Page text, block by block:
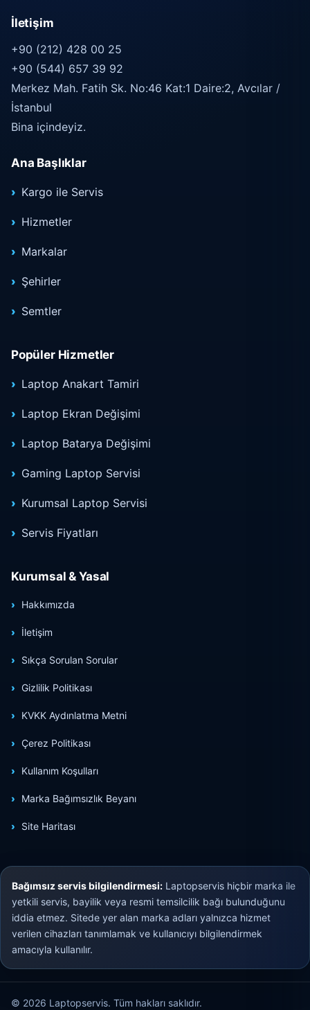
İletişim
+90 (212) 428 00 25
+90 (544) 657 39 92
Merkez Mah. Fatih Sk. No:46 Kat:1 Daire:2, Avcılar /
İstanbul
Bina içindeyiz.
Ana Başlıklar
Kargo ile Servis
Hizmetler
Markalar
Şehirler
Semtler
Popüler Hizmetler
Laptop Anakart Tamiri
Laptop Ekran Değişimi
Laptop Batarya Değişimi
Gaming Laptop Servisi
Kurumsal Laptop Servisi
Servis Fiyatları
Kurumsal & Yasal
Hakkımızda
İletişim
Sıkça Sorulan Sorular
Gizlilik Politikası
KVKK Aydınlatma Metni
Çerez Politikası
Kullanım Koşulları
Marka Bağımsızlık Beyanı
Site Haritası
Bağımsız servis bilgilendirmesi: Laptopservis hiçbir marka ile
yetkili servis, bayilik veya resmi temsilcilik bağı bulunduğunu
iddia etmez. Sitede yer alan marka adları yalnızca hizmet
verilen cihazları tanımlamak ve kullanıcıyı bilgilendirmek
amacıyla kullanılır.
© 2026 Laptopservis. Tüm hakları saklıdır.